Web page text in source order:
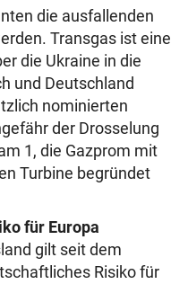
die ausfallenden
Transgas ist eine
die Ukraine in die
und Deutschland
nominierten
der Drosselung
1, die Gazprom mit
Turbine begründet
für Europa
gilt seit dem
Risiko für